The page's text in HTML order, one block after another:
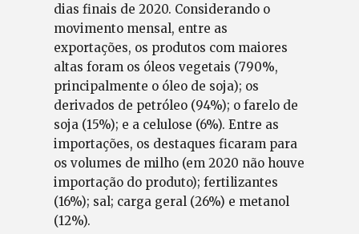
dias finais de 2020. Considerando o
movimento mensal, entre as
exportações, os produtos com maiores
altas foram os óleos vegetais (790%,
principalmente o óleo de soja); os
derivados de petróleo (94%); o farelo de
soja (15%); e a celulose (6%). Entre as
importações, os destaques ficaram para
os volumes de milho (em 2020 não houve
importação do produto); fertilizantes
(16%); sal; carga geral (26%) e metanol
(12%).